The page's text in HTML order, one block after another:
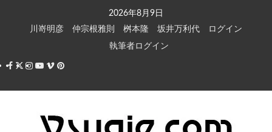
キ
2026年8月9日
川嵜明彦
仲宗根雅則 桝本隆 坂井万利代
ログイン
執筆者ログイン
Facebook
X Instagram
Youtube
VimeoPinterest